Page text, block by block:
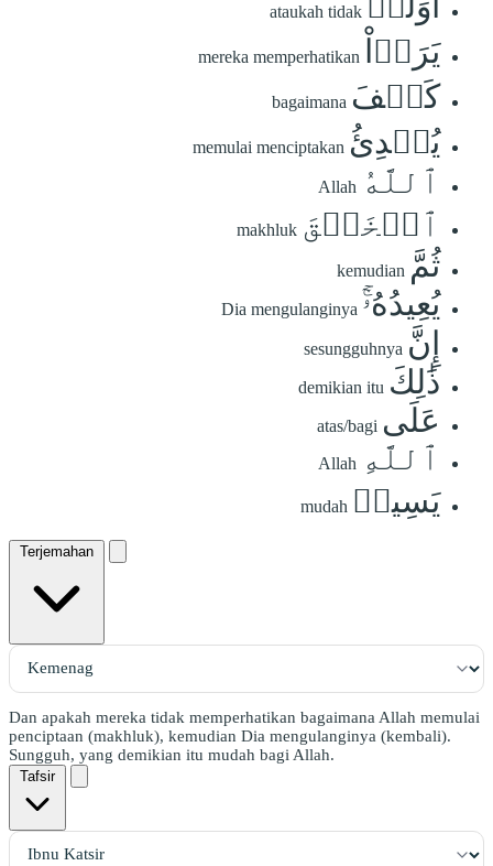
ataukah tidak
يَرَوۡاْ mereka memperhatikan
كَيۡفَ bagaimana
يُبۡدِئُ memulai menciptakan
ٱللَّهُ Allah
ٱلۡخَلۡقَ makhluk
ثُمَّ kemudian
يُعِيدُهُۥٓۚ Dia mengulanginya
إِنَّ sesungguhnya
ذَٰلِكَ demikian itu
عَلَى atas/bagi
ٱللَّهِ Allah
يَسِيرٞ mudah
Terjemahan
Dan apakah mereka tidak memperhatikan bagaimana Allah memulai
penciptaan (makhluk), kemudian Dia mengulanginya (kembali).
Sungguh, yang demikian itu mudah bagi Allah.
Tafsir